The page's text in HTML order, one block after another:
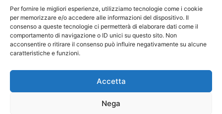
Per fornire le migliori esperienze, utilizziamo tecnologie come i cookie
per memorizzare e/o accedere alle informazioni del dispositivo. Il
consenso a queste tecnologie ci permetterà di elaborare dati come il
comportamento di navigazione o ID unici su questo sito. Non
acconsentire o ritirare il consenso può influire negativamente su alcune
caratteristiche e funzioni.
Accetta
Nega
Cronaca
13492
Attualità
7299
top
News
4208
Cultura